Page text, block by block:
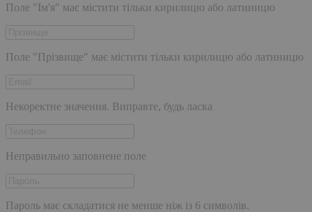
Поле "Ім'я" має містити тільки кирилицю або латиницю
Поле "Прізвище" має містити тільки кирилицю або латиницю
Некоректне значення. Виправте, будь ласка
Неправильно заповнене поле
Пароль має складатися не менше ніж із 6 символів.